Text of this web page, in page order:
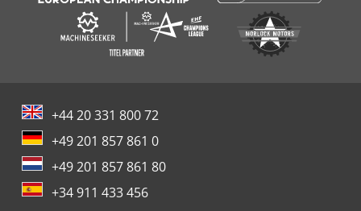
+44 20 331 800 72
+49 201 857 861 0
+49 201 857 861 80
+34 911 433 456